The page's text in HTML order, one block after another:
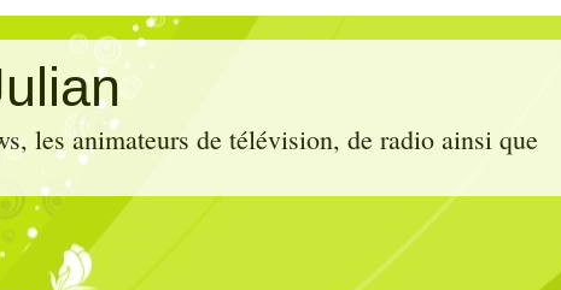
les animateurs de télévision, de radio ainsi que